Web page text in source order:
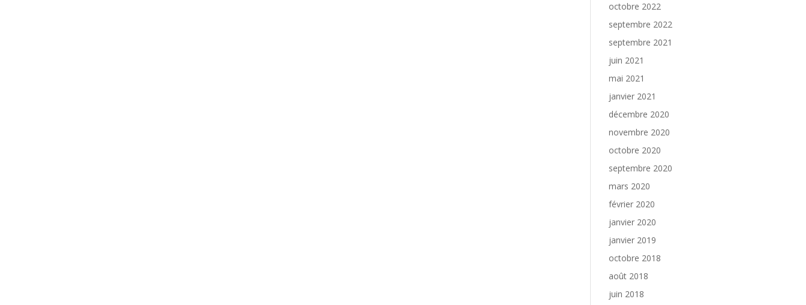
octobre 2022
septembre 2022
septembre 2021
juin 2021
mai 2021
janvier 2021
décembre 2020
novembre 2020
octobre 2020
septembre 2020
mars 2020
février 2020
janvier 2020
janvier 2019
octobre 2018
août 2018
juin 2018